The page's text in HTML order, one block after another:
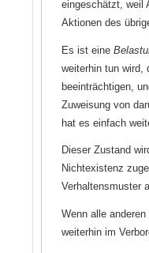
eingeschätzt, weil
Aktionen des
Es ist eine
weiterhin tun wird,
beeinträchtigen,
Zuweisung von
hat es einfach
Dieser Zustand
Nichtexistenz
Verhaltensmuster
Wenn alle
weiterhin im